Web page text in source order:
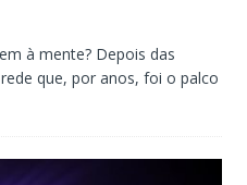
à mente? Depois das
que, por anos, foi o palco